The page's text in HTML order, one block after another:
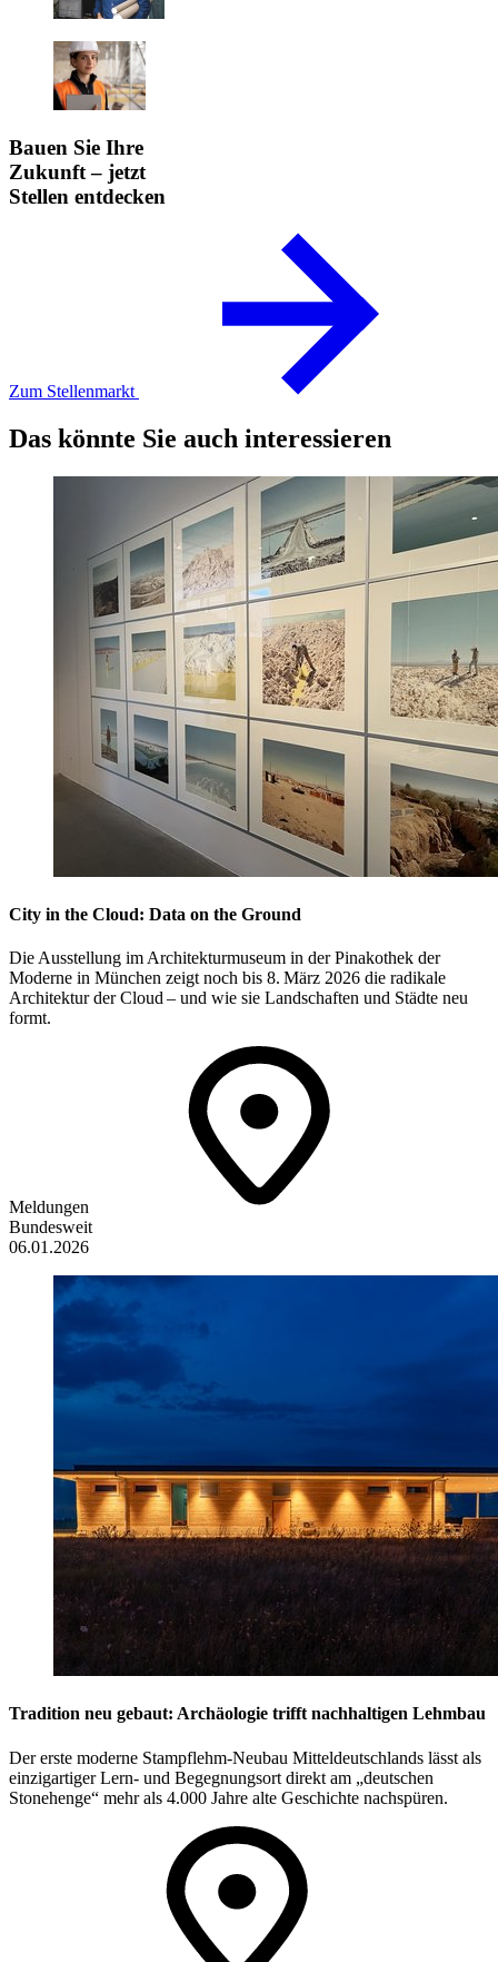
Bauen Sie Ihre
Zukunft – jetzt
Stellen entdecken
Zum Stellenmarkt
Das könnte Sie auch interessieren
City in the Cloud: Data on the Ground
Die Ausstellung im Architekturmuseum in der Pinakothek der
Moderne in München zeigt noch bis 8. März 2026 die radikale
Architektur der Cloud – und wie sie Landschaften und Städte neu
formt.
Meldungen
Bundesweit
06.01.2026
Tradition neu gebaut: Archäologie trifft nachhaltigen Lehmbau
Der erste moderne Stampflehm-Neubau Mitteldeutschlands lässt als
einzigartiger Lern- und Begegnungsort direkt am „deutschen
Stonehenge“ mehr als 4.000 Jahre alte Geschichte nachspüren.